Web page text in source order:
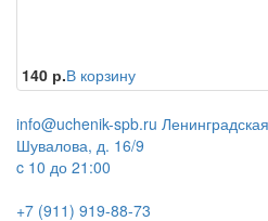
140 р.В корзину
info@uchenik-spb.ru
Шувалова, д. 16/9
c 10 до 21:00
+7 (911) 919-88-73